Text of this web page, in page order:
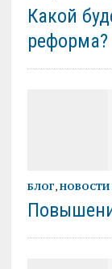
Какой
реформа?
БЛОГ,